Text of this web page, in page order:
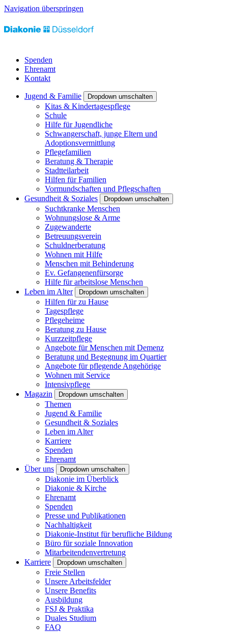
Navigation überspringen
Spenden
Ehrenamt
Kontakt
Jugend & Familie Dropdown umschalten
Kitas & Kindertagespflege
Schule
Hilfe für Jugendliche
Schwangerschaft, junge Eltern und
Adoptionsvermittlung
Pflegefamilien
Beratung & Therapie
Stadtteilarbeit
Hilfen für Familien
Vormundschaften und Pflegschaften
Gesundheit & Soziales
Dropdown umschalten
Suchtkranke Menschen
Wohnungslose & Arme
Zugewanderte
Betreuungsverein
Schuldnerberatung
Wohnen mit Hilfe
Menschen mit Behinderung
Ev. Gefangenenfürsorge
Hilfe für arbeitslose Menschen
Leben im Alter
Dropdown umschalten
Hilfen für zu Hause
Tagespflege
Pflegeheime
Beratung zu Hause
Kurzzeitpflege
Angebote für Menschen mit Demenz
Beratung und Begegnung im Quartier
Angebote für pflegende Angehörige
Wohnen mit Service
Intensivpflege
Magazin
Dropdown umschalten
Themen
Jugend & Familie
Gesundheit & Soziales
Leben im Alter
Karriere
Spenden
Ehrenamt
Über uns
Dropdown umschalten
Diakonie im Überblick
Diakonie & Kirche
Ehrenamt
Spenden
Presse und Publikationen
Nachhaltigkeit
Diakonie-Institut für berufliche Bildung
Büro für soziale Innovation
Mitarbeitendenvertretung
Karriere
Dropdown umschalten
Freie Stellen
Unsere Arbeitsfelder
Unsere Benefits
Ausbildung
FSJ & Praktika
Duales Studium
FAQ